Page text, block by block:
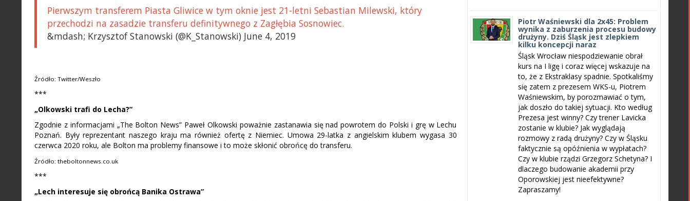
Pierwszym transferem Piasta Gliwice w tym oknie jest 21-letni Sebastian Milewski, który
przechodzi na zasadzie transferu definitywnego z Zagłębia Sosnowiec.
&mdash; Krzysztof Stanowski (@K_Stanowski) June 4, 2019
Źródło: Twitter/Weszło
***
„Olkowski trafi do Lecha?”
Zgodnie z informacjami „The Bolton News” Paweł Olkowski poważnie zastanawia się nad powrotem do Polski i grę w Lechu
Poznań. Były reprezentant naszego kraju ma również ofertę z Niemiec. Umowa 29-latka z angielskim klubem wygasa 30
czerwca 2020 roku, ale Bolton ma problemy finansowe i to może skłonić obrońcę do transferu.
Źródło: theboltonnews.co.uk
***
„Lech interesuje się obrońcą Banika Ostrawa”
Piotr Waśniewski dla 2x45: Problem
wynika z zaburzenia procesu budowy
drużyny. Dziś Śląsk jest zlepkiem
kilku koncepcji naraz
Śląsk Wrocław niespodziewanie obrał
kurs na I ligę i coraz więcej wskazuje na
to, że z Ekstraklasy spadnie. Spotkaliśmy
się zatem z prezesem WKS-u, Piotrem
Waśniewskim, by porozmawiać o tym,
jak doszło do takiej sytuacji. Kto według
Prezesa jest winny? Czy trener Lavicka
zostanie w klubie? Jak wyglądają
rozmowy z radą drużyny? Czy w Śląsku
faktycznie są opóźnienia w wypłatach?
Czy w klubie rządzi Grzegorz Schetyna? I
dlaczego budowanie akademii przy
Oporowskiej jest nieefektywne?
Zapraszamy!